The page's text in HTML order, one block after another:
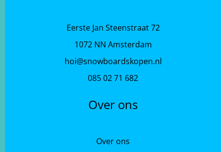
Eerste Jan Steenstraat 72
1072 NN Amsterdam
hoi@snowboardskopen.nl
085 02 71 682
Over ons
Over ons